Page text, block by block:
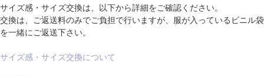
サイズ感・サイズ交換は、以下から詳細をご確認ください。
交換は、ご返送料のみでご負担で行いますが、服が入っているビニル袋
を一緒にご返送下さい。
サイズ感・サイズ交換について